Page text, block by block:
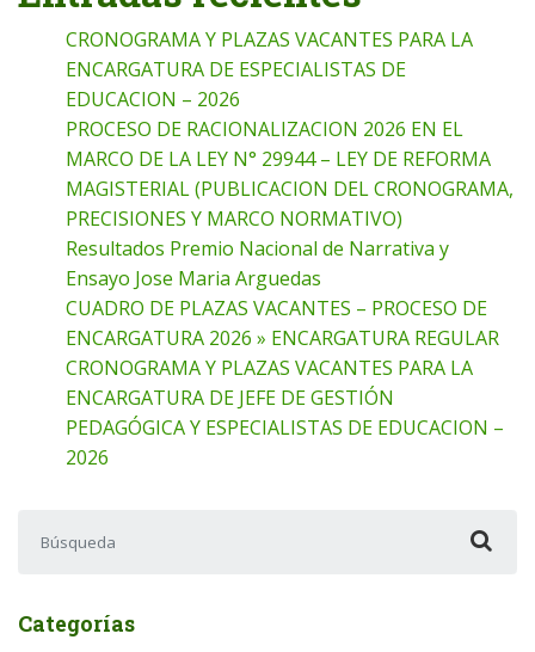
CRONOGRAMA Y PLAZAS VACANTES PARA LA
ENCARGATURA DE ESPECIALISTAS DE
EDUCACION – 2026
PROCESO DE RACIONALIZACION 2026 EN EL
MARCO DE LA LEY N° 29944 – LEY DE REFORMA
MAGISTERIAL (PUBLICACION DEL CRONOGRAMA,
PRECISIONES Y MARCO NORMATIVO)
Resultados Premio Nacional de Narrativa y
Ensayo Jose Maria Arguedas
CUADRO DE PLAZAS VACANTES – PROCESO DE
ENCARGATURA 2026 » ENCARGATURA REGULAR
CRONOGRAMA Y PLAZAS VACANTES PARA LA
ENCARGATURA DE JEFE DE GESTIÓN
PEDAGÓGICA Y ESPECIALISTAS DE EDUCACION –
2026
Categorías